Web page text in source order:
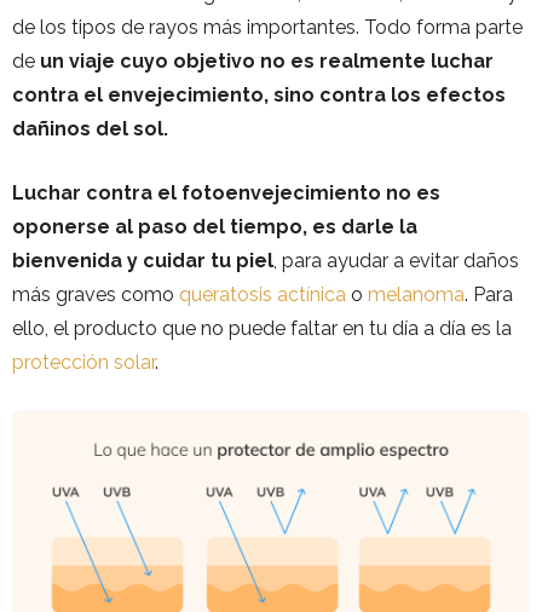
de los tipos de rayos más importantes. Todo forma parte
de un viaje cuyo objetivo no es realmente luchar
contra el envejecimiento, sino contra los efectos
dañinos del sol.
Luchar contra el fotoenvejecimiento no es
oponerse al paso del tiempo, es darle la
bienvenida y cuidar tu piel , para ayudar a evitar daños
más graves como queratosis actínica o melanoma. Para
ello, el producto que no puede faltar en tu día a día es la
protección solar.